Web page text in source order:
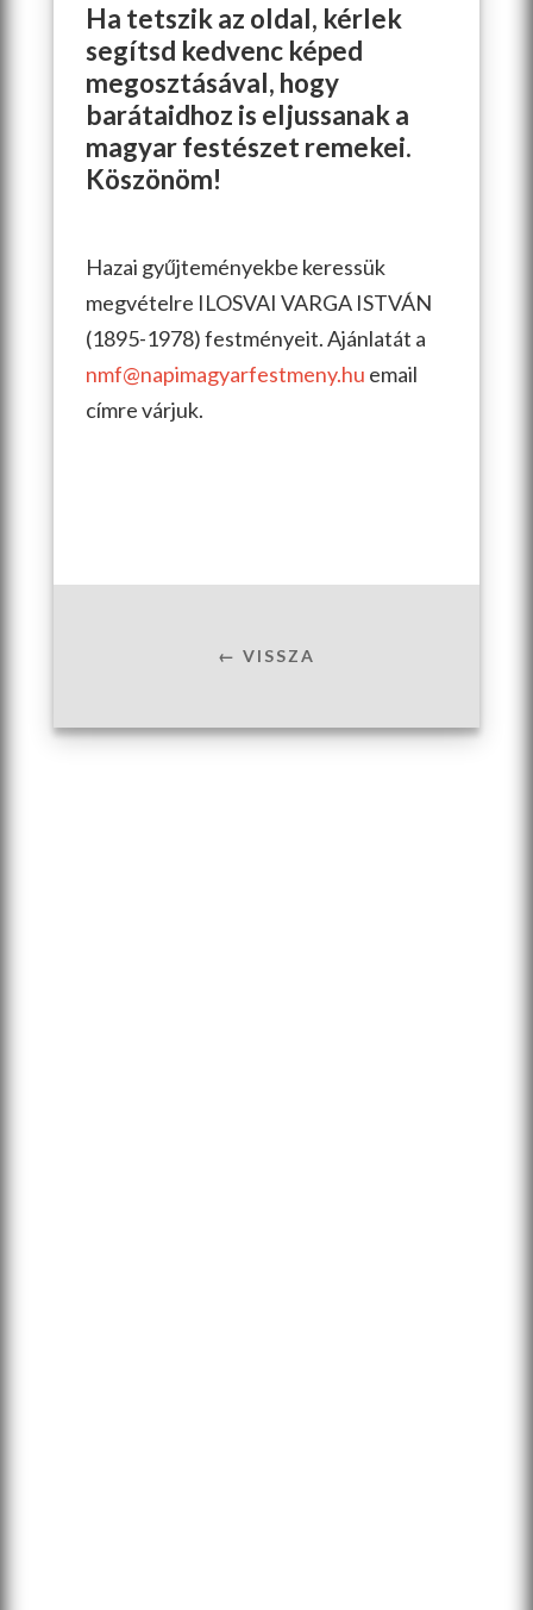
Ha tetszik az oldal, kérlek
segítsd kedvenc képed
megosztásával, hogy
barátaidhoz is eljussanak a
magyar festészet remekei.
Köszönöm!
Hazai gyűjteményekbe keressük
megvételre ILOSVAI VARGA ISTVÁN
(1895-1978) festményeit. Ajánlatát a
nmf@napimagyarfestmeny.hu email
címre várjuk.
← VISSZA